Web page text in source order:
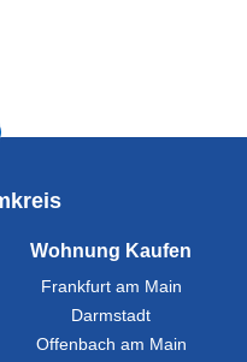
Wohnung Kaufen
Frankfurt am Main
Darmstadt
Offenbach am Main